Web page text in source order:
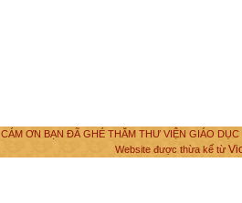
CÁM ƠN BẠN ĐÃ GHÉ THĂM THƯ VIỆN GIÁO
Website được thừa kế từ